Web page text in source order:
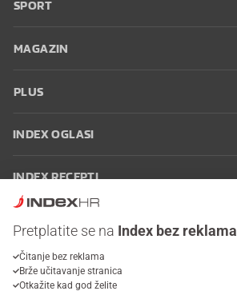
SPORT
MAGAZIN
PLUS
INDEX OGLASI
INDEX RECEPTI
Oglašavanje Zaposli se na Indexu
korištenja
Postavke kolačića
Pretplatite se na Index bez reklama
Čitanje bez reklama
Brže učitavanje stranica
Otkažite kad god želite